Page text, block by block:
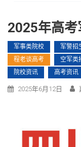
2025年高
军事类院校 军警招
程老谈高考
空军类
院校资讯
高考资讯
2025年6月12日